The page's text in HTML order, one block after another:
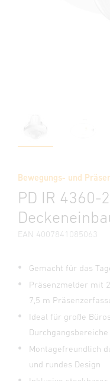
Bewegungs- und
PD IR 4360-
EAN 4007841085063
Gemacht für das
Präsenzmelder mit
7,5 m
Ideal für große
Durchgangsbereiche
Montagefreundlich
und rundes Design